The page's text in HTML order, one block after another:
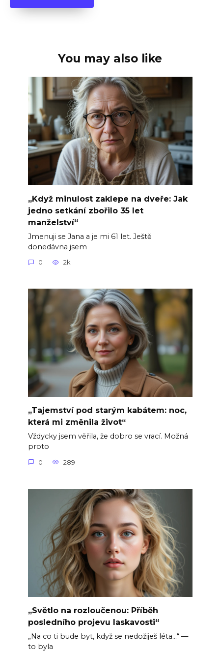
You may also like
„Když minulost zaklepe na dveře: Jak
jedno setkání zbořilo 35 let
manželství“
Jmenuji se Jana a je mi 61 let. Ještě
donedávna jsem
0 2k.
„Tajemství pod starým kabátem: noc,
která mi změnila život“
Vždycky jsem věřila, že dobro se vrací. Možná
proto
0 289
„Světlo na rozloučenou: Příběh
posledního projevu laskavosti“
„Na co ti bude byt, když se nedožiješ léta…“ —
to byla